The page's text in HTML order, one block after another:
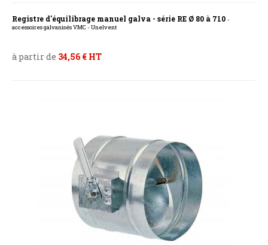
Registre d'équilibrage manuel galva - série RE Ø 80 à 710 -
accessoires galvanisés VMC - Unelvent
à partir de 34,56 € HT